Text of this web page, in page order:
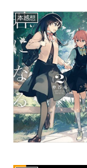
本感想